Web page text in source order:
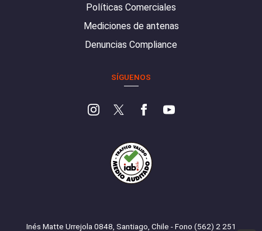
Políticas Comerciales
Mediciones de antenas
Denuncias Compliance
SÍGUENOS
Inés Matte Urrejola 0848, Santiago, Chile - Fono (562) 2 251